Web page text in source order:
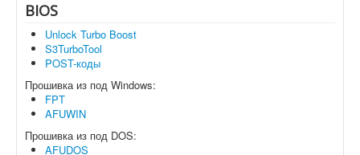
BIOS
Unlock Turbo Boost
S3TurboTool
POST-коды
Прошивка из под Windows:
FPT
AFUWIN
Прошивка из под DOS:
AFUDOS